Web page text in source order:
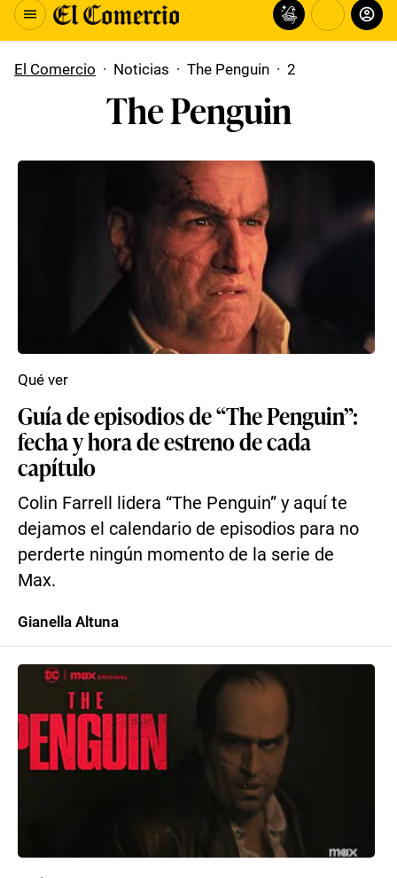
El Comercio · Noticias · The Penguin · 2
The Penguin
Guía de episodios de “The Penguin”:
fecha y hora de estreno de cada
capítulo
Colin Farrell lidera “The Penguin” y aquí te
dejamos el calendario de episodios para no
perderte ningún momento de la serie de
Max.
Qué ver
Gianella Altuna